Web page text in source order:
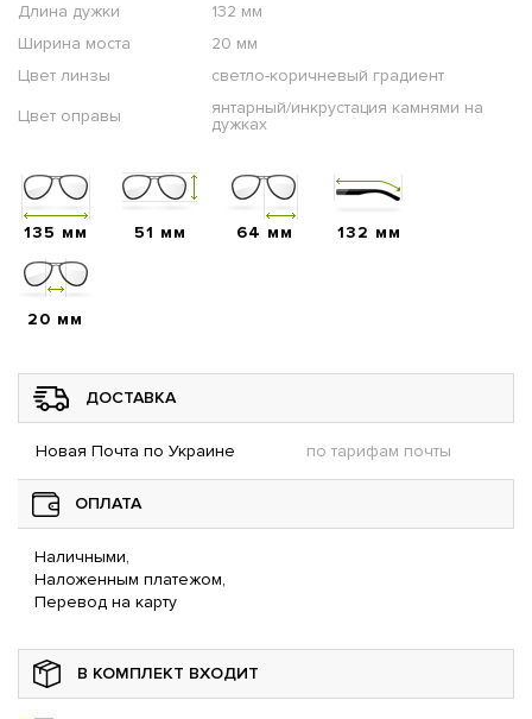
Длина дужки
132 мм
Ширина моста
20 мм
Цвет линзы
светло-коричневый градиент
Цвет оправы
янтарный/инкрустация камнями на
дужках
135 мм 51 мм 64 мм 132 мм
20 мм
ДОСТАВКА
Новая Почта по Украине по тарифам почты
ОПЛАТА
Наличными,
Наложенным платежом,
Перевод на карту
В КОМПЛЕКТ ВХОДИТ